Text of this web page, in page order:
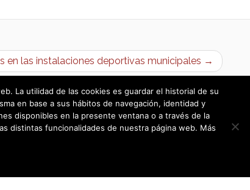
en las instalaciones deportivas municipales →
La utilidad de las cookies es guardar el historial de su
en base a sus hábitos de navegación, identidad y
disponibles en la presente ventana o a través de la
distintas funcionalidades de nuestra página web. Más